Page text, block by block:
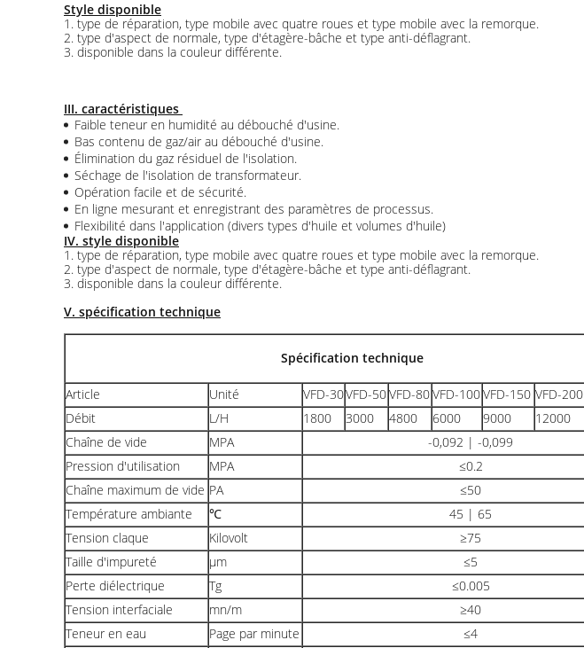
Style disponible
1. type de réparation, type mobile avec quatre roues et type mobile avec la remorque.
2. type d'aspect de normale, type d'étagère-bâche et type anti-déflagrant.
3. disponible dans la couleur différente.
III. caractéristiques
Faible teneur en humidité au débouché d'usine.
Bas contenu de gaz/air au débouché d'usine.
Élimination du gaz résiduel de l'isolation.
Séchage de l'isolation de transformateur.
Opération facile et de sécurité.
En ligne mesurant et enregistrant des paramètres de processus.
Flexibilité dans l'application (divers types d'huile et volumes d'huile)
IV. style disponible
1. type de réparation, type mobile avec quatre roues et type mobile avec la remorque.
2. type d'aspect de normale, type d'étagère-bâche et type anti-déflagrant.
3. disponible dans la couleur différente.
V. spécification technique
Spécification technique
Article Unité VFD-30VFD-50VFD-80VFD-100VFD-150 VFD-200
Débit
L/H 1800 3000 4800 6000 9000 12000
Chaîne de vide
MPA
-0,092 | -0,099
Pression d'utilisation
MPA
≤0.2
Chaîne maximum de vide PA
≤50
Température ambiante
℃
45 | 65
Tension claque
Kilovolt
≥75
Taille d'impureté
μm
≤5
Perte diélectrique
Tg
≤0.005
Tension interfaciale
mn/m
≥40
Teneur en eau
Page par minute
≤4